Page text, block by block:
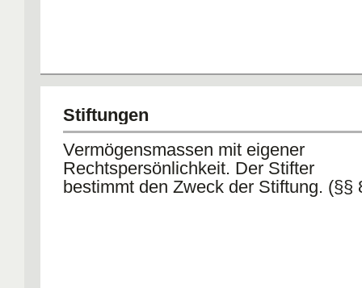
Stiftungen
Vermögensmassen mit eigener
Rechtspersönlichkeit. Der Stifter
bestimmt den Zweck der Stiftung. (§§